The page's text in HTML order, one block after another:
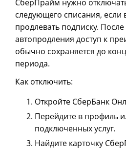
СберПрайм нужно
следующего списания, если
продлевать подписку.
автопродления доступ к
обычно сохраняется до
периода.
Как отключить:
Откройте СберБанк
Перейдите в профиль
подключенных услуг.
Найдите карточку